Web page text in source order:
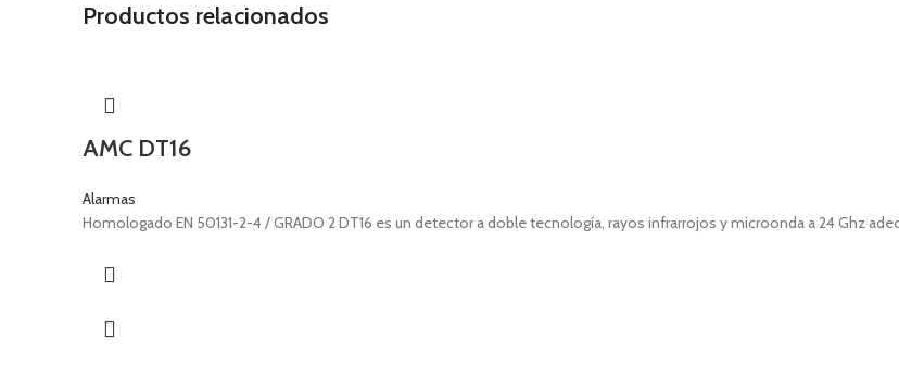
Productos relacionados
AMC DT16
Alarmas
Homologado EN 50131-2-4 / GRADO 2 DT16 es un detector a doble tecnología, rayos infrarrojos y microonda a 24 Ghz